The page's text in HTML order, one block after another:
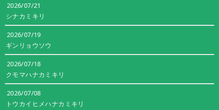
2026/07/21
シナカミキリ
2026/07/19
ギンリョウソウ
2026/07/18
クモマハナカミキリ
2026/07/08
トウカイヒメハナカミキリ